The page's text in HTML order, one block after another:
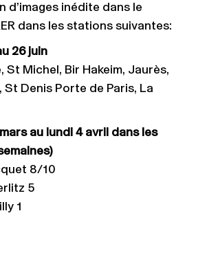
d’images inédite dans le
dans les stations suivantes:
26 juin
St Michel, Bir Hakeim, Jaurès,
St Denis Porte de Paris, La
au lundi 4 avril dans les
8/10
5
1